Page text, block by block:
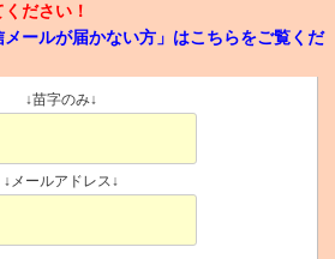
ださい！
メールが届かない方」はこちらをご覧くだ
↓苗字のみ↓
↓メールアドレス↓